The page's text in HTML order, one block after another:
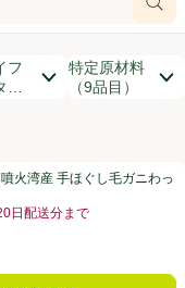
商
フ
特定原材料
（9品目）
ガニわっぱめし 251g
火湾産 手ほぐし毛ガニわっ
日配送分まで